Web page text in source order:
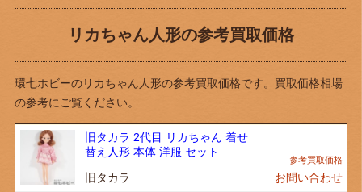
リカちゃん人形の参考買取価格
環七ホビーのリカちゃん人形の参考買取価格です。買取価格相場
の参考にご覧ください。
旧タカラ 2代目 リカちゃん 着せ
替え人形 本体 洋服 セット
旧タカラ お問い合わせ